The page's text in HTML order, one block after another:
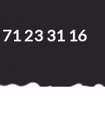
23 31 16